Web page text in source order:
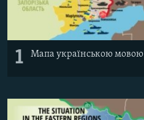
ДОЛУЧАЙСЯ!
1 Мапа українською мовою